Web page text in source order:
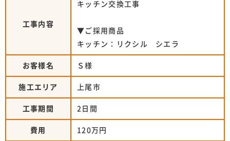
工事内容
キッチン交換工事
▼ご採用商品
キッチン：リクシル シエラ
お客様名 Ｓ様
施工エリア 上尾市
工事期間 2日間
費用 120万円